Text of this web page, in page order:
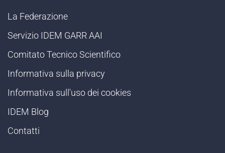
La Federazione
Servizio IDEM GARR AAI
Comitato Tecnico Scientifico
Informativa sulla privacy
Informativa sull'uso dei cookies
IDEM Blog
Contatti